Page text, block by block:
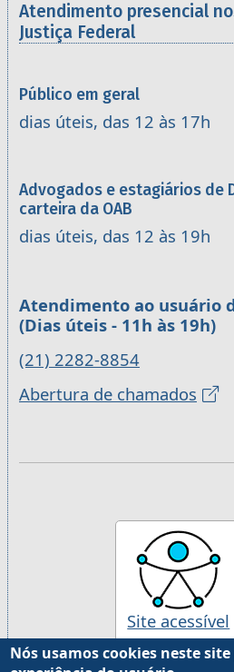
Atendimento presencial
Justiça Federal
Público em geral
dias úteis, das 12 às 17h
Advogados e estagiários de
carteira da OAB
dias úteis, das 12 às 19h
Atendimento ao usuário
(Dias úteis - 11h às 19h)
(21) 2282-8854
Abertura de chamados
Site acessível
Nós usamos cookies neste